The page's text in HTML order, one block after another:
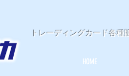
トレーディングカード各
HOME